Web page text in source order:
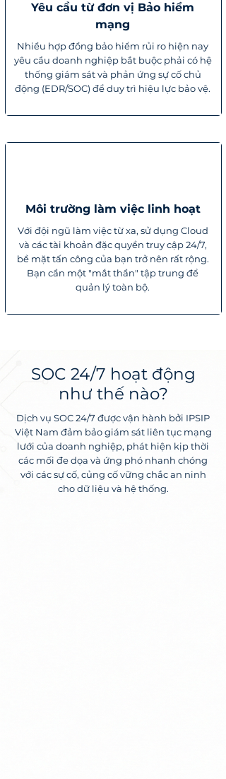
Yêu cầu từ đơn vị Bảo hiểm
mạng
Nhiều hợp đồng bảo hiểm rủi ro hiện nay
yêu cầu doanh nghiệp bắt buộc phải có hệ
thống giám sát và phản ứng sự cố chủ
động (EDR/SOC) để duy trì hiệu lực bảo vệ.
Môi trường làm việc linh hoạt
Với đội ngũ làm việc từ xa, sử dụng Cloud
và các tài khoản đặc quyền truy cập 24/7,
bề mặt tấn công của bạn trở nên rất rộng.
Bạn cần một "mắt thần" tập trung để
quản lý toàn bộ.
SOC 24/7 hoạt động
như thế nào?
Dịch vụ SOC 24/7 được vận hành bởi IPSIP
Việt Nam đảm bảo giám sát liên tục mạng
lưới của doanh nghiệp, phát hiện kịp thời
các mối đe dọa và ứng phó nhanh chóng
với các sự cố, củng cố vững chắc an ninh
cho dữ liệu và hệ thống.